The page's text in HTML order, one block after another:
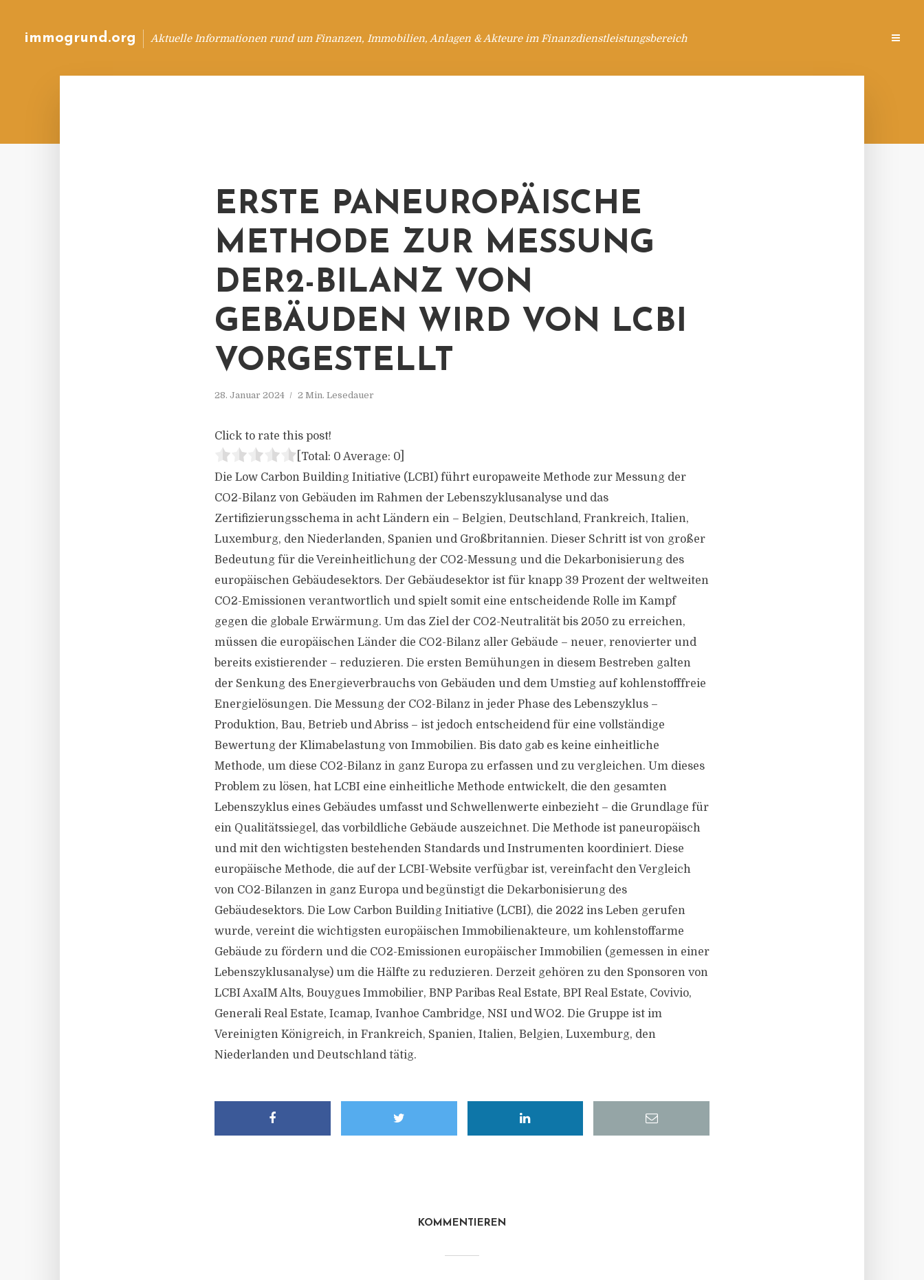
immogrund.org Aktuelle Informationen rund um Finanzen, Immobilien, Anlagen & Akteure im Finanzdienstleistungsbereich
ERSTE PANEUROPÄISCHE
METHODE ZUR MESSUNG
DER2-BILANZ VON
GEBÄUDEN WIRD VON LCBI
VORGESTELLT
28. Januar 2024 2 Min. Lesedauer
Click to rate this post!
[Total: 0 Average: 0
Die Low Carbon Building Initiative (LCBI) führt europaweite Methode zur Messung der
CO2-Bilanz von Gebäuden im Rahmen der Lebenszyklusanalyse und das
Zertifizierungsschema in acht Ländern ein – Belgien, Deutschland, Frankreich, Italien,
Luxemburg, den Niederlanden, Spanien und Großbritannien. Dieser Schritt ist von großer
Bedeutung für die Vereinheitlichung der CO2-Messung und die Dekarbonisierung des
europäischen Gebäudesektors. Der Gebäudesektor ist für knapp 39 Prozent der weltweiten
CO2-Emissionen verantwortlich und spielt somit eine entscheidende Rolle im Kampf
gegen die globale Erwärmung. Um das Ziel der CO2-Neutralität bis 2050 zu erreichen,
müssen die europäischen Länder die CO2-Bilanz aller Gebäude – neuer, renovierter und
bereits existierender – reduzieren. Die ersten Bemühungen in diesem Bestreben galten
der Senkung des Energieverbrauchs von Gebäuden und dem Umstieg auf kohlenstofffreie
Energielösungen. Die Messung der CO2-Bilanz in jeder Phase des Lebenszyklus –
Produktion, Bau, Betrieb und Abriss – ist jedoch entscheidend für eine vollständige
Bewertung der Klimabelastung von Immobilien. Bis dato gab es keine einheitliche
Methode, um diese CO2-Bilanz in ganz Europa zu erfassen und zu vergleichen. Um dieses
Problem zu lösen, hat LCBI eine einheitliche Methode entwickelt, die den gesamten
Lebenszyklus eines Gebäudes umfasst und Schwellenwerte einbezieht – die Grundlage für
ein Qualitätssiegel, das vorbildliche Gebäude auszeichnet. Die Methode ist paneuropäisch
und mit den wichtigsten bestehenden Standards und Instrumenten koordiniert. Diese
europäische Methode, die auf der LCBI-Website verfügbar ist, vereinfacht den Vergleich
von CO2-Bilanzen in ganz Europa und begünstigt die Dekarbonisierung des
Gebäudesektors. Die Low Carbon Building Initiative (LCBI), die 2022 ins Leben gerufen
wurde, vereint die wichtigsten europäischen Immobilienakteure, um kohlenstoffarme
Gebäude zu fördern und die CO2-Emissionen europäischer Immobilien (gemessen in einer
Lebenszyklusanalyse) um die Hälfte zu reduzieren. Derzeit gehören zu den Sponsoren von
LCBI AxaIM Alts, Bouygues Immobilier, BNP Paribas Real Estate, BPI Real Estate, Covivio,
Generali Real Estate, Icamap, Ivanhoe Cambridge, NSI und WO2. Die Gruppe ist im
Vereinigten Königreich, in Frankreich, Spanien, Italien, Belgien, Luxemburg, den
Niederlanden und Deutschland tätig.
KOMMENTIEREN